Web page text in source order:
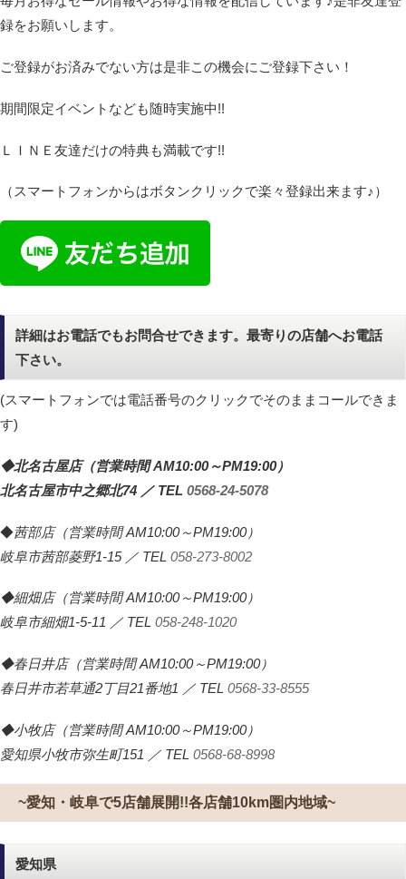
録をお願いします。
ご登録がお済みでない方は是非この機会にご登録下さい！
期間限定イベントなども随時実施中!!
ＬＩＮＥ友達だけの特典も満載です!!
（スマートフォンからはボタンクリックで楽々登録出来ます♪）
詳細はお電話でもお問合せできます。最寄りの店舗へお電話
下さい。
(スマートフォンでは電話番号のクリックでそのままコールできま
す)
◆北名古屋店（営業時間 AM10:00～PM19:00）
北名古屋市中之郷北74 ／ TEL 0568-24-5078
◆茜部店（営業時間 AM10:00～PM19:00）
岐阜市茜部菱野1-15 ／ TEL 058-273-8002
◆細畑店（営業時間 AM10:00～PM19:00）
岐阜市細畑1-5-11 ／ TEL 058-248-1020
◆春日井店（営業時間 AM10:00～PM19:00）
春日井市若草通2丁目21番地1 ／ TEL 0568-33-8555
◆小牧店（営業時間 AM10:00～PM19:00）
愛知県小牧市弥生町151 ／ TEL 0568-68-8998
~愛知・岐阜で5店舗展開!!各店舗10km圏内地域~
愛知県